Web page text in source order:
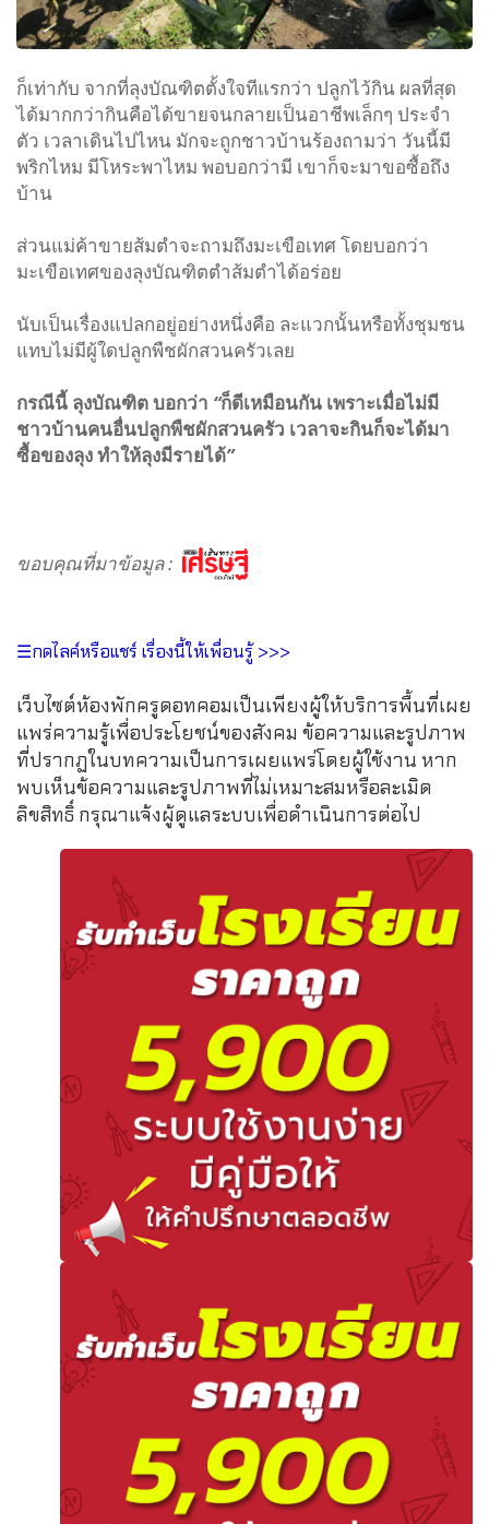
ก็เท่ากับ จากที่ลุงบัณฑิตตั้งใจทีแรกว่า ปลูกไว้กิน ผลที่สุด
ได้มากกว่ากินคือได้ขายจนกลายเป็นอาชีพเล็กๆ ประจำ
ตัว เวลาเดินไปไหน มักจะถูกชาวบ้านร้องถามว่า วันนี้มี
พริกไหม มีโหระพาไหม พอบอกว่ามี เขาก็จะมาขอซื้อถึง
บ้าน
ส่วนแม่ค้าขายส้มตำจะถามถึงมะเขือเทศ โดยบอกว่า
มะเขือเทศของลุงบัณฑิตตำส้มตำได้อร่อย
นับเป็นเรื่องแปลกอยู่อย่างหนึ่งคือ ละแวกนั้นหรือทั้งชุมชน
แทบไม่มีผู้ใดปลูกพืชผักสวนครัวเลย
กรณีนี้ ลุงบัณฑิตบอกว่า “ก็ดีเหมือนกัน เพราะเมื่อไม่มี
ชาวบ้านคนอื่นปลูกพืชผักสวนครัว เวลาจะกินก็จะได้มา
ซื้อของลุงทำให้ลุงมีรายได้”
ขอบคุณที่มาข้อมูล :
☰กดไลค์หรือแชร์ เรื่องนี้ให้เพื่อนรู้ >>>
เว็บไซต์ห้องพักครูดอทคอมเป็นเพียงผู้ให้บริการพื้นที่เผย
แพร่ความรู้เพื่อประโยชน์ของสังคม ข้อความและรูปภาพ
ที่ปรากฏในบทความเป็นการเผยแพร่โดยผู้ใช้งาน หาก
พบเห็นข้อความและรูปภาพที่ไม่เหมาะสมหรือละเมิด
ลิขสิทธิ์ กรุณาแจ้งผู้ดูแลระบบเพื่อดำเนินการต่อไป